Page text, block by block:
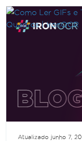
desafios com
projetos de OCR.
Atualizado junho 7,